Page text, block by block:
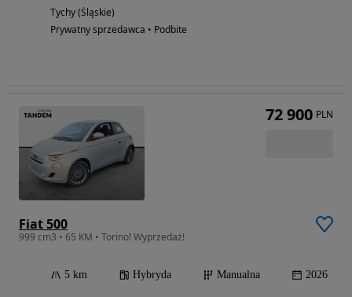
Tychy (Śląskie)
Prywatny sprzedawca • Podbite
Fiat 500
999 cm3 • 65 KM • Torino! Wyprzedaż!
5 km Hybryda Manualna 2026
72 900 PLN